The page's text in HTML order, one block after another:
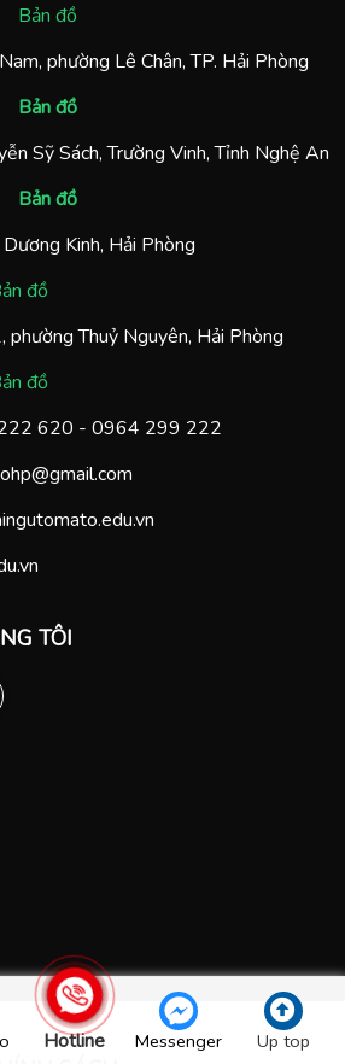
Bản đồ
phường Lê Chân, TP. Hải Phòng
Bản đồ
Sỹ Sách, Trường Vinh, Tỉnh Nghệ An
Bản đồ
Kinh, Hải Phòng
đồ
phường Thuỷ Nguyên, Hải Phòng
đồ
620 - 0964 299 222
TÔI
Hotline Messenger Up top